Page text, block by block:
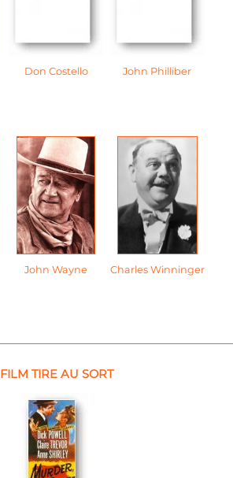
Don Costello John Philliber
John Wayne Charles Winninger
FILM TIRE AU SORT